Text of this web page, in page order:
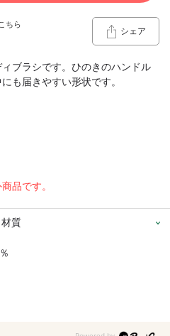
ちら
シェア
ブラシです。ひのきのハンドル
も届きやすい形状です。
品です。
材質